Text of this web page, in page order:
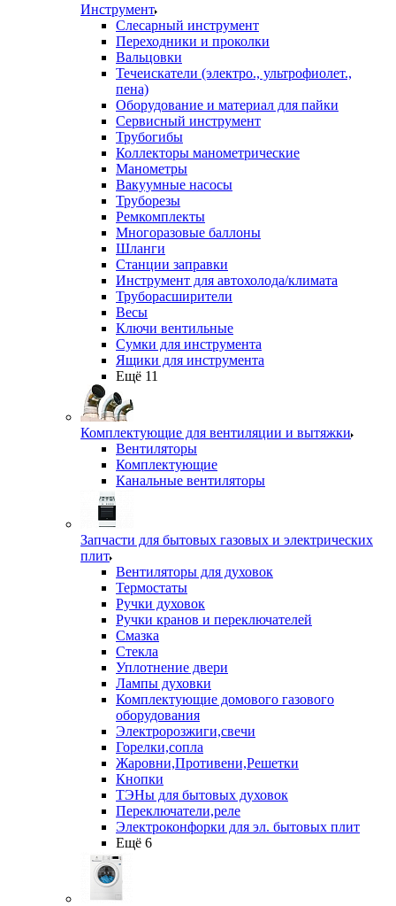
Инструмент
Слесарный инструмент
Переходники и проколки
Вальцовки
Течеискатели (электро., ультрофиолет.,
пена)
Оборудование и материал для пайки
Сервисный инструмент
Трубогибы
Коллекторы манометрические
Манометры
Вакуумные насосы
Труборезы
Ремкомплекты
Многоразовые баллоны
Шланги
Станции заправки
Инструмент для автохолода/климата
Труборасширители
Весы
Ключи вентильные
Сумки для инструмента
Ящики для инструмента
Ещё 11
Комплектующие для вентиляции и вытяжки
Вентиляторы
Комплектующие
Канальные вентиляторы
Запчасти для бытовых газовых и электрических
плит
Вентиляторы для духовок
Термостаты
Ручки духовок
Ручки кранов и переключателей
Смазка
Стекла
Уплотнение двери
Лампы духовки
Комплектующие домового газового
оборудования
Электророзжиги,свечи
Горелки,сопла
Жаровни,Противени,Решетки
Кнопки
ТЭНы для бытовых духовок
Переключатели,реле
Электроконфорки для эл. бытовых плит
Ещё 6